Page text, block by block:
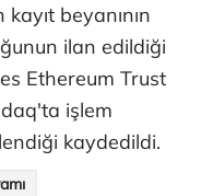
beyanının
ilan edildiği
Ethereum Trust
işlem
kaydedildi.